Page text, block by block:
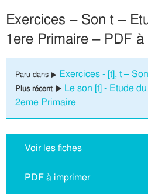
Exercices – Son t –
1ere Primaire – PDF
Paru dans ▶ Exercices - [t], t –
Plus récent ▶ Le son [t] - Etude
2eme Primaire
Voir les fiches
PDF à imprimer